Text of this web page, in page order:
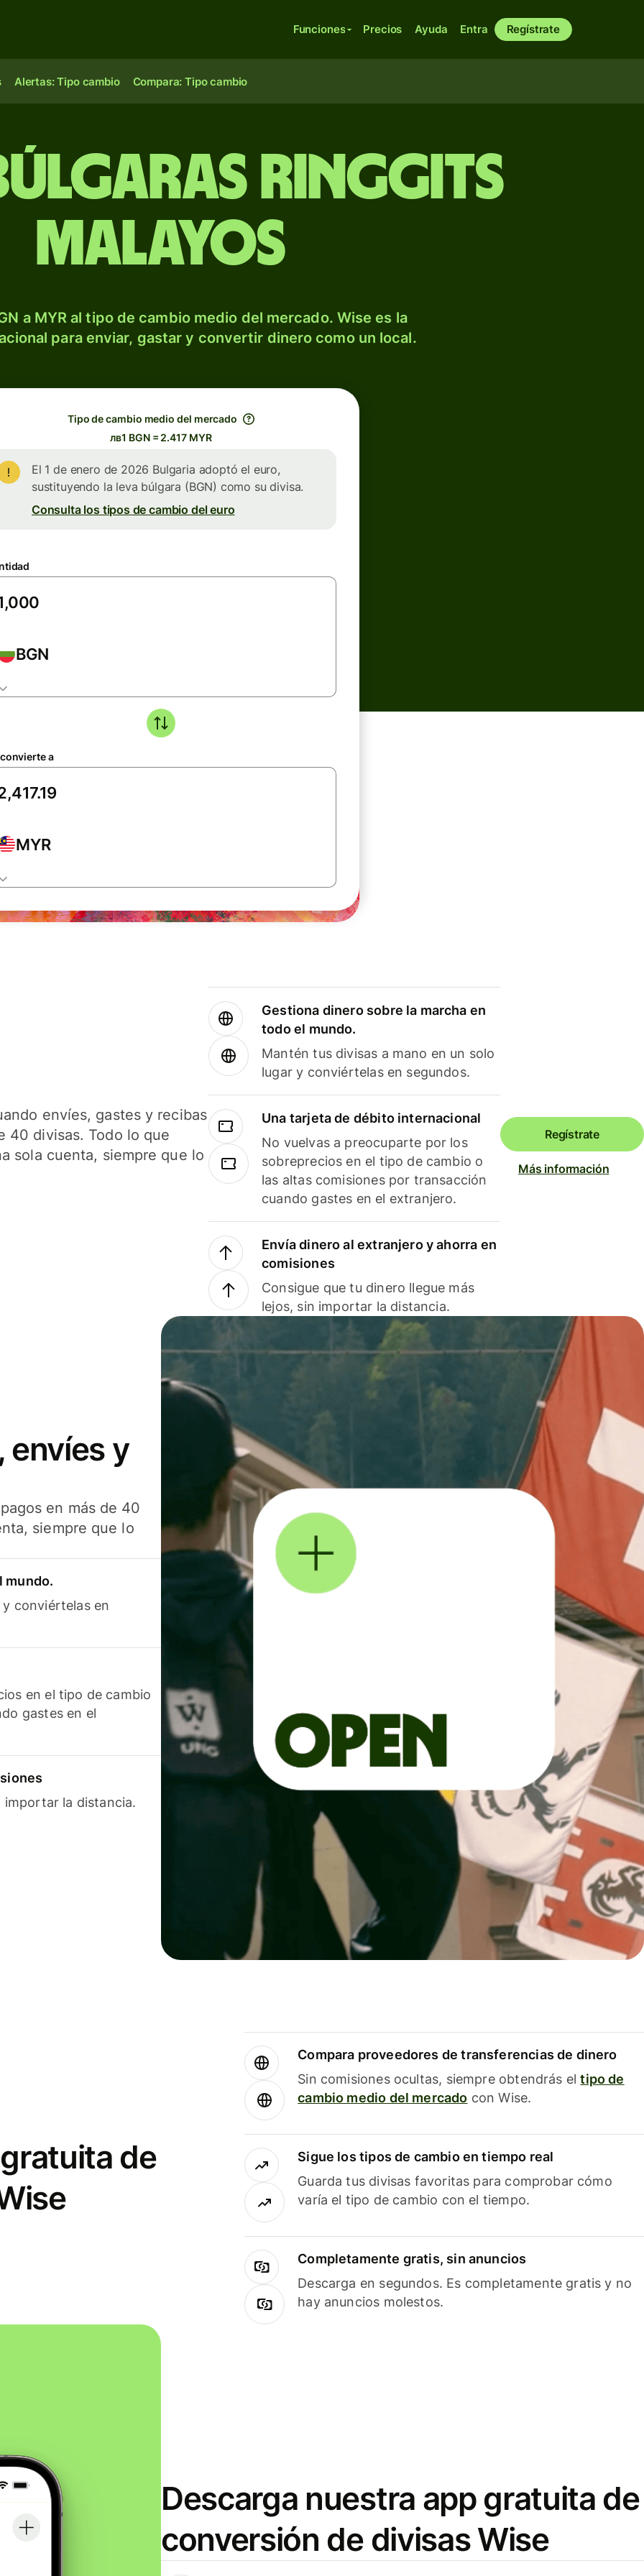
Funciones Precios Ayuda Entra Regístrate
Alertas: Tipo cambio Compara: Tipo cambio
ringgits
malayos
a MYR al tipo de cambio medio del mercado. Wise es la
para enviar, gastar y convertir dinero como un local.
Tipo de cambio medio del mercado
лв1 BGN = 2.417 MYR
El 1 de enero de 2026 Bulgaria adoptó el euro,
sustituyendo la leva búlgara (BGN) como su divisa.
Consulta los tipos de cambio del euro
BGN
a
MYR
envíes, gastes y recibas
40 divisas. Todo lo que
sola cuenta, siempre que lo
Gestiona dinero sobre la marcha en
todo el mundo.
Mantén tus divisas a mano en un solo
lugar y conviértelas en segundos.
Una tarjeta de débito internacional
No vuelvas a preocuparte por los
sobreprecios en el tipo de cambio o
las altas comisiones por transacción
cuando gastes en el extranjero.
Envía dinero al extranjero y ahorra en
comisiones
Consigue que tu dinero llegue más
lejos, sin importar la distancia.
Regístrate
Más información
envíes y
en más de 40
siempre que lo
mundo.
conviértelas en
en el tipo de cambio
gastes en el
importar la distancia.
de
Compara proveedores de transferencias de dinero
Sin comisiones ocultas, siempre obtendrás eltipo de
cambio medio del mercado con Wise.
Sigue los tipos de cambio en tiempo real
Guarda tus divisas favoritas para comprobar cómo
varía el tipo de cambio con el tiempo.
Completamente gratis, sin anuncios
Descarga en segundos. Es completamente gratis y no
hay anuncios molestos.
Descarga nuestra app gratuita de
conversión de divisas Wise